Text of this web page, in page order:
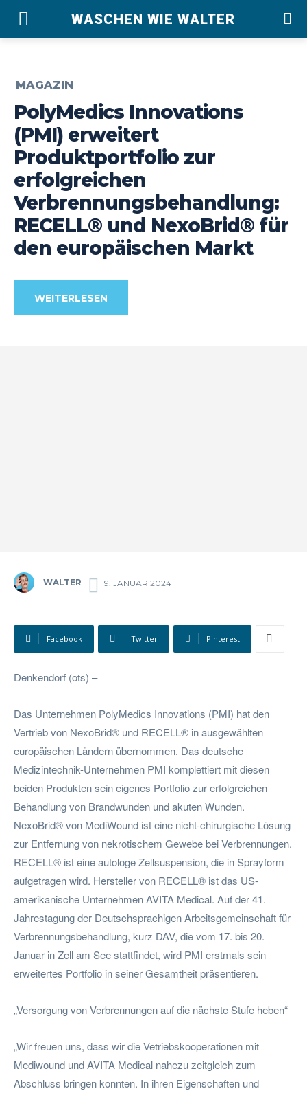
WASCHEN WIE WALTER
MAGAZIN
PolyMedics Innovations
(PMI) erweitert
Produktportfolio zur
erfolgreichen
Verbrennungsbehandlung:
RECELL® und NexoBrid® für
den europäischen Markt
WEITERLESEN
WALTER 9. JANUAR 2024
Facebook Twitter Pinterest
Denkendorf (ots) –
Das Unternehmen PolyMedics Innovations (PMI) hat den
Vertrieb von NexoBrid® und RECELL® in ausgewählten
europäischen Ländern übernommen. Das deutsche
Medizintechnik-Unternehmen PMI komplettiert mit diesen
beiden Produkten sein eigenes Portfolio zur erfolgreichen
Behandlung von Brandwunden und akuten Wunden.
NexoBrid® von MediWound ist eine nicht-chirurgische Lösung
zur Entfernung von nekrotischem Gewebe bei Verbrennungen.
RECELL® ist eine autologe Zellsuspension, die in Sprayform
aufgetragen wird. Hersteller von RECELL® ist das US-
amerikanische Unternehmen AVITA Medical. Auf der 41.
Jahrestagung der Deutschsprachigen Arbeitsgemeinschaft für
Verbrennungsbehandlung, kurz DAV, die vom 17. bis 20.
Januar in Zell am See stattfindet, wird PMI erstmals sein
erweitertes Portfolio in seiner Gesamtheit präsentieren.
„Versorgung von Verbrennungen auf die nächste Stufe heben“
„Wir freuen uns, dass wir die Vetriebskooperationen mit
Mediwound und AVITA Medical nahezu zeitgleich zum
Abschluss bringen konnten. In ihren Eigenschaften und